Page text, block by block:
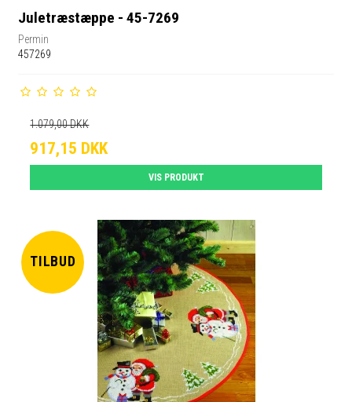
Juletræstæppe - 45-7269
Permin
457269
1.079,00 DKK
917,15 DKK
VIS PRODUKT
TILBUD